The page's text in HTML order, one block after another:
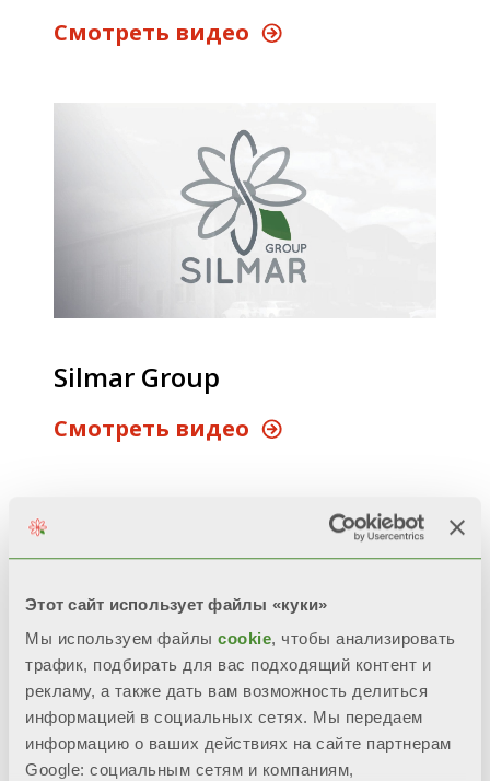
Этот сайт использует файлы «куки»
Мы используем файлы cookie, чтобы анализировать
трафик, подбирать для вас подходящий контент и
рекламу, а также дать вам возможность делиться
информацией в социальных сетях. Мы передаем
информацию о ваших действиях на сайте партнерам
Google: социальным сетям и компаниям,
Cмотреть видео
Silmar Group
Cмотреть видео
Fondital Липецке